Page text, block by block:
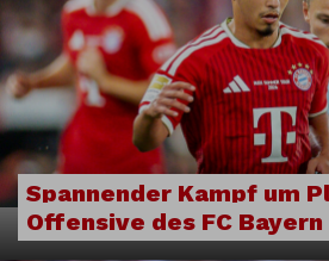
Spannender Kampf um
Offensive des FC Bayern